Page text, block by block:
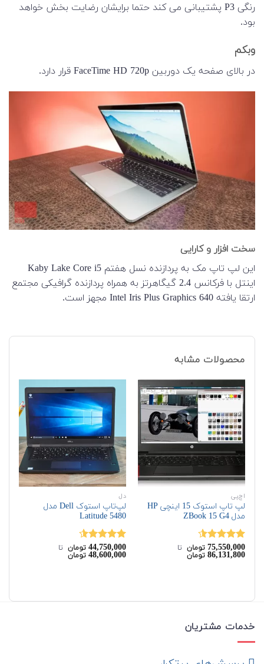
رنگی P3 پشتیبانی می کند حتما برایشان رضایت بخش خواهد
بود.
وبکم
در بالای صفحه یک دوربین FaceTime HD 720p قرار دارد.
سخت افزار و کارایی
این لپ تاپ مک به پردازنده نسل هفتم Kaby Lake Core i5
اینتل با فرکانس 2.4 گیگاهرتز به همراه پردازنده گرافیکی مجتمع
ارتقا یافته Intel Iris Plus Graphics 640 مجهز است.
محصولات مشابه
اچ‌پی
لپ تاپ استوک 15 اینچی HP
مدل ZBook 15 G4
نمره4.50
از 5
75,550,000 تومان‌ تا ‌
86,131,800 تومان
دل
لپ‌تاپ استوک Dell مدل
Latitude 5480
نمره4.50
از 5
44,750,000 تومان‌ تا ‌
48,600,000 تومان
خدمات مشتریان